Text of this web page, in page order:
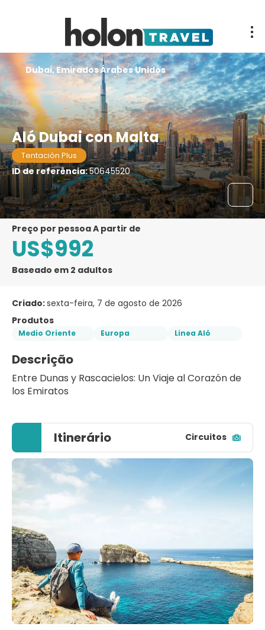
Aló Dubai con Malta
Tentación Plus
ID de referência:50645520
Dubai, Emirados Árabes Unidos
preço por pessoa A partir de
US$992
Baseado em 2 adultos
Criado:sexta-feira, 7 de agosto de 2026
Produtos
Medio Oriente Europa Linea Aló
Descrição
Entre Dunas y Rascacielos: Un Viaje al Corazón de
los Emiratos
Itinerário Circuitos